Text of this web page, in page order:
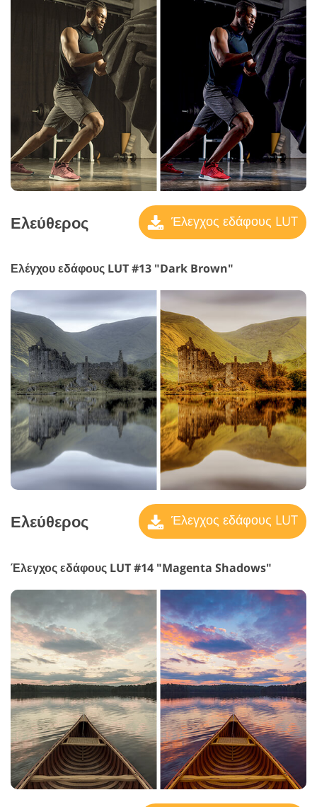
Ελεύθερος Έλεγχος εδάφους LUT
Ελέγχου εδάφους LUT #13 "Dark Brown"
Ελεύθερος Έλεγχος εδάφους LUT
Έλεγχος εδάφους LUT #14 "Magenta Shadows"